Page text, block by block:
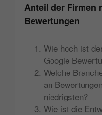
Anteil der Firmen
Bewertungen
Wie hoch ist
Google
Welche
an
niedrigsten?
Wie ist die